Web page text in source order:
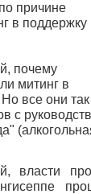
причине
в поддержку
почему
митинг в
все они так
с